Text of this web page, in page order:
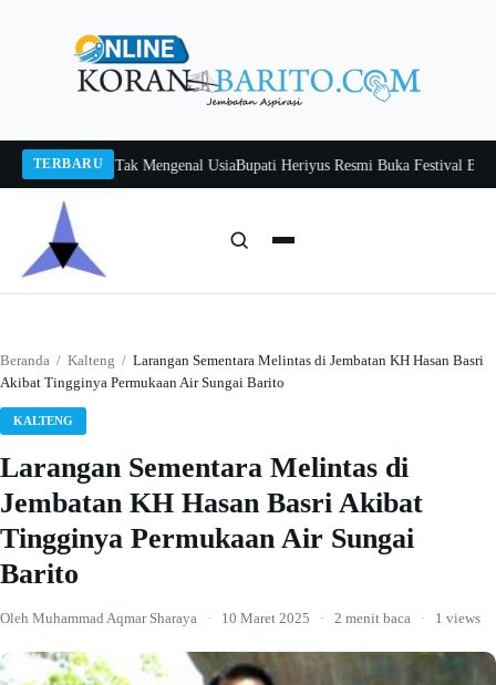
TERBARU
Belajar Tak Mengenal UsiaBupati Heriyus Resmi Buka Festival Budaya
Beranda / Kalteng / Larangan Sementara Melintas di Jembatan KH Hasan Basri
Akibat Tingginya Permukaan Air Sungai Barito
KALTENG
Larangan Sementara Melintas di
Jembatan KH Hasan Basri Akibat
Tingginya Permukaan Air Sungai
Barito
Oleh Muhammad Aqmar Sharaya · 10 Maret 2025 · 2 menit baca · 1 views